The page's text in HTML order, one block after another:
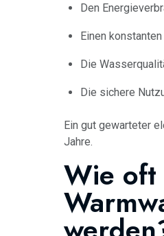
Den
Einen
Die
Die sichere
Ein gut gewarteter
Jahre.
Wie oft